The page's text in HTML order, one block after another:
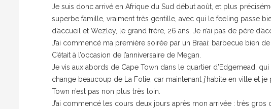
Je suis donc arrivé en Afrique du Sud début août, et plus
superbe famille, vraiment très gentille, avec qui le feeling passe
d’accueil et Wezley, le grand frère, 26 ans. Je n’ai pas de père
J’ai commencé ma première soirée par un Braai: barbecue bien
C’était à l’occasion de l’anniversaire de Megan.
Je vis aux abords de Cape Town dans le quartier d’Edgemead,
change beaucoup de La Folie, car maintenant j’habite en ville et
Town n’est pas non plus très loin.
J’ai commencé les cours deux jours après mon arrivée : très gros